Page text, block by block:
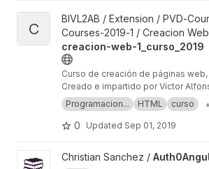
View creacion-web-1_curso_2019 project
C
BIVL2AB / Extension / PVD-
Courses-2019-1 / Creacion
creacion-web-1_curso_2019
Curso de creación de páginas web,
Creado e impartido por Víctor
Villamizar. 2019.
Programacion... HTML curso
0 Updated Sep 01, 2019
View Auth0Angular project
Christian Sanchez /